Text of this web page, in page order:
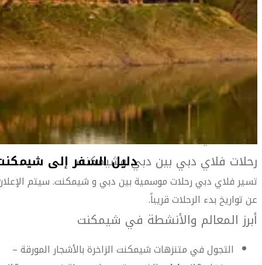
دليل السفر
دليل السفر
أهلاً بك في شيمكنت
مدينة نابضة بالحياة تقع في جنوب كازاخستان، وتشتم فيها
بوضوح عبق آسيا الوسطى نظراً لقربها من دول أوزبكستان
وطاجيكستان وقيرغيزستان المجاورة.
تضم شيمكنت بين جنباتها مزيجاً من كل شيء. فمن عراقة
تشاهد المساجد الجميلة والأضرحة والأسواق المحلية الصاخبة
والأنهار والجبال والبراري والصروح الأثرية، ناهيك عن معالم
الحداثة الحالية.
رحلات فلاي دبي بين دبي وشيمكنت
تسير فلاي دبي رحلات موسمية بين دبي و شيمكنت. سيتم
عن تواريخ بدء الرحلات قريباً.
أبرز المعالم والأنشطة في شيمكنت
التجول في متنزهات شيمكنت الزاخرة بالأشجار المورقة –